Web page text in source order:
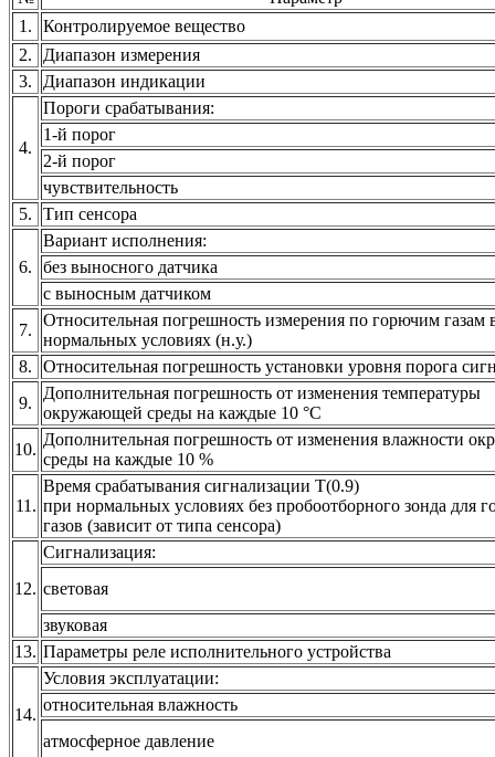
1.
Контролируемое вещество
2.
Диапазон измерения
3.
Диапазон индикации
4.
Пороги срабатывания:
1-й порог
2-й порог
чувствительность
5.
Тип сенсора
6.
Вариант исполнения:
без выносного датчика
с выносным датчиком
7.
Относительная погрешность измерения по горючим газам
нормальных условиях (н.у.)
8.
Относительная погрешность установки уровня порога
9.
Дополнительная погрешность от изменения температуры
окружающей среды на каждые 10 °С
10.
Дополнительная погрешность от изменения влажности
среды на каждые 10 %
11.
Время срабатывания сигнализации Т(0.9)
при нормальных условиях без пробоотборного зонда для
газов (зависит от типа сенсора)
12.
Сигнализация:
световая
звуковая
13. Параметры реле исполнительного устройства
14.
Условия эксплуатации:
относительная влажность
атмосферное давление